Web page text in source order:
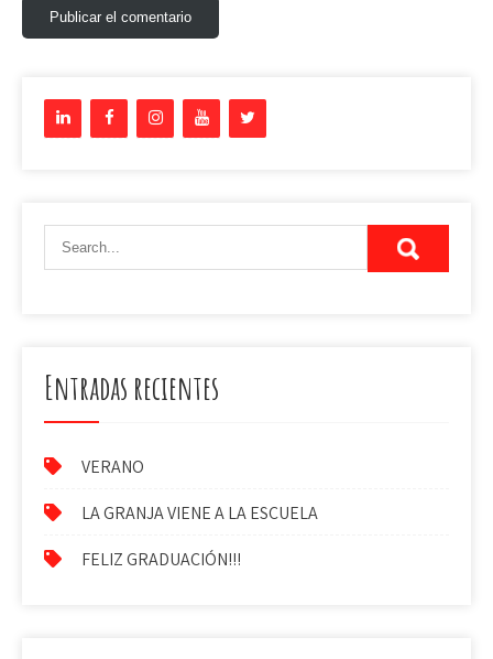
Entradas recientes
VERANO
LA GRANJA VIENE A LA ESCUELA
FELIZ GRADUACIÓN!!!